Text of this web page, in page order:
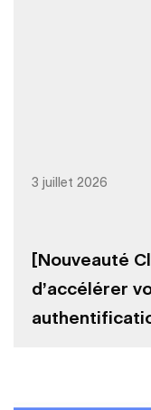
[Nouveauté
d’accélérer
3 juillet 2026